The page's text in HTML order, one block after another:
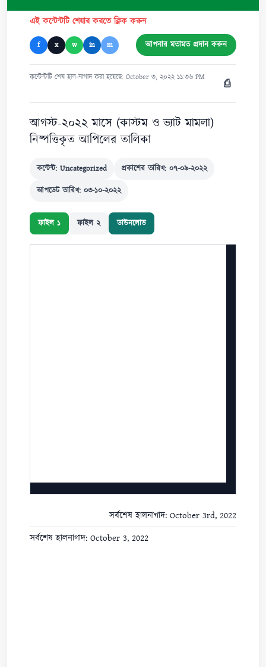
এই কন্টেন্টটি শেয়ার করতে ক্লিক করুন
f x w in m আপনার মতামত প্রদান করুন
কন্টেন্টটি শেষ হাল-নাগাদ করা হয়েছে: October ৩, ২০২২ ১১:৩৬ PM ⎙
আগস্ট-২০২২ মাসে (কাস্টম ও ভ্যাট মামলা)
নিষ্পত্তিকৃত আপিলের তালিকা
কন্টেন্ট: Uncategorized প্রকাশের তারিখ: ০৭-০৯-২০২২
আপডেট তারিখ: ০৩-১০-২০২২
ফাইল ১ ফাইল ২ ডাউনলোড
সর্বশেষ হালনাগাদ: October 3rd, 2022
সর্বশেষ হালনাগাদ: October 3, 2022